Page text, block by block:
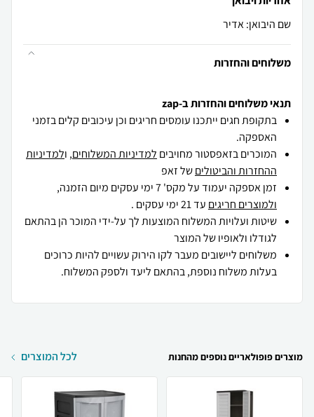
שם היבואן: אדיר
משלוחים והחזרות
תנאי משלוחים והחזרות ב-zap
בתקופת חגים ייתכנו עומסים חריגים וכן עיכובים קלים בזמני
האספקה.
המוכרים בזאפסטור מחויבים למדיניות המשלוחים, ולמדיניות
ההחזרות והביטוליםשל זאפ
זמן אספקה יעמוד על מקס' 7 ימי עסקים מיום הזמנה,
ולמוצרים חריגים עד 21 ימי עסקים .
שיטות ועלויות המשלוח המוצעות לך על-ידי המוכר הן בהתאם
לגודלו ולאופיו של המוצר
משלוחים ליישובים מעבר לקו הירוק עשויים להיות כרוכים
בעלות משלוח נוספת, בהתאם ליעד ולספק המשלוח.
מוצרים פופולאריים נוספים מהחנות לכל המוצרים